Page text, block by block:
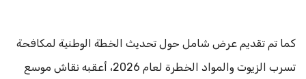
كما تم تقديم عرض شامل حول تحديث الخطة الوطنية لمكافحة
تسرب الزيوت والمواد الخطرة لعام 2026، أعقبه نقاش موسع